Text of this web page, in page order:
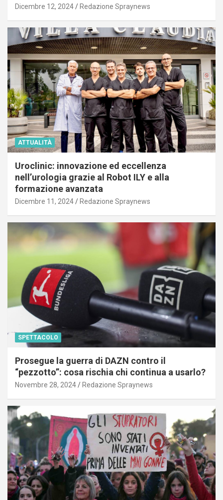
Dicembre 12, 2024 Redazione Spraynews
ATTUALITÀ
Uroclinic: innovazione ed eccellenza
nell’urologia grazie al Robot ILY e alla
formazione avanzata
Dicembre 11, 2024 Redazione Spraynews
SPETTACOLO
Prosegue la guerra di DAZN contro il
“pezzotto”: cosa rischia chi continua a usarlo?
Novembre 28, 2024 Redazione Spraynews